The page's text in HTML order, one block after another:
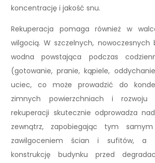
koncentrację i jakość snu.
Rekuperacja pomaga również w
wilgocią. W szczelnych, nowoczesnych
wodna powstająca podczas
(gotowanie, pranie, kąpiele,
uciec, co może prowadzić do
zimnych powierzchniach i rozwoju
rekuperacji skutecznie odprowadza
zewnątrz, zapobiegając tym
zawilgoceniem ścian i sufitów, a
konstrukcję budynku przed